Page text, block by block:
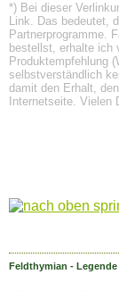
*) Bei dieser
Link. Das bedeutet,
Partnerprogramme.
bestellst, erhalte ich
Produktempfehlung
selbstverständlich
damit den Erhalt,
Internetseite. Vielen
Feldthymian -